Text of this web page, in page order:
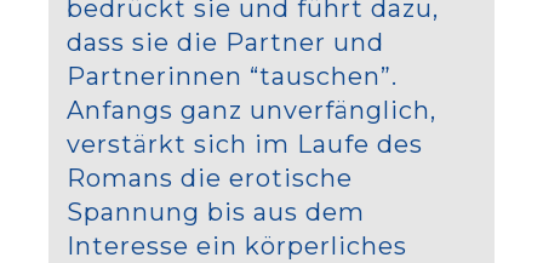
bedrückt sie und führt dazu,
dass sie die Partner und
Partnerinnen “tauschen”.
Anfangs ganz unverfänglich,
verstärkt sich im Laufe des
Romans die erotische
Spannung bis aus dem
Interesse ein körperliches